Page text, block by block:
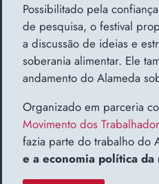
Possibilitado pela
de pesquisa, o festival
a discussão de ideias e
soberania alimentar. Ele
andamento do Alameda
Organizado em parceria
Movimento dos
fazia parte do trabalho do
e a economia política da